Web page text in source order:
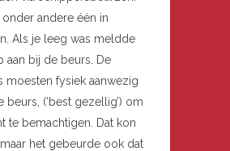
onder andere één in
Als je leeg was meldde
aan bij de beurs. De
moesten fysiek aanwezig
beurs, (‘best gezellig’) om
te bemachtigen. Dat kon
het gebeurde ook dat